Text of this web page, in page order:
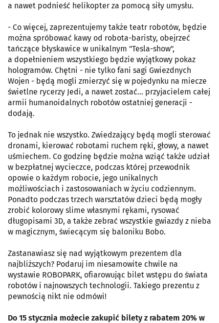
a nawet podnieść helikopter za pomocą siły umysłu.
- Co więcej, zaprezentujemy także teatr robotów, będzie
można spróbować kawy od robota-baristy, obejrzeć
tańczące błyskawice w unikalnym "Tesla-show",
a dopełnieniem wszystkiego będzie wyjątkowy pokaz
hologramów. Chętni - nie tylko fani sagi Gwiezdnych
Wojen - będą mogli zmierzyć się w pojedynku na miecze
świetlne rycerzy Jedi, a nawet zostać... przyjacielem całej
armii humanoidalnych robotów ostatniej generacji -
dodają.
To jednak nie wszystko. Zwiedzający będą mogli sterować
dronami, kierować robotami ruchem ręki, głowy, a nawet
uśmiechem. Co godzinę będzie można wziąć także udział
w bezpłatnej wycieczce, podczas której przewodnik
opowie o każdym robocie, jego unikalnych
możliwościach i zastosowaniach w życiu codziennym.
Ponadto podczas trzech warsztatów dzieci będą mogły
zrobić kolorowy slime własnymi rękami, rysować
długopisami 3D, a także zebrać wszystkie gwiazdy z nieba
w magicznym, świecącym się baloniku Bobo.
Zastanawiasz się nad wyjątkowym prezentem dla
najbliższych? Podaruj im niesamowite chwile na
wystawie ROBOPARK, ofiarowując bilet wstępu do świata
robotów i najnowszych technologii. Takiego prezentu z
pewnością nikt nie odmówi!
Do 15 stycznia możecie zakupić bilety z rabatem 20% w